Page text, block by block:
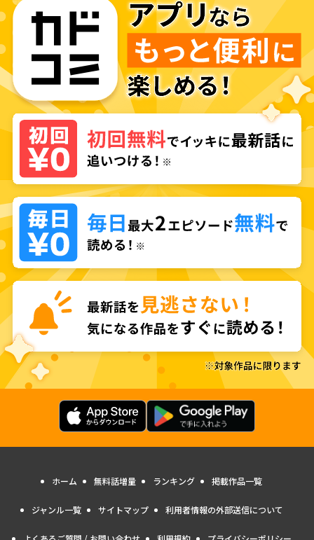
ホーム 無料話増量 ランキング 掲載作品一覧
ジャンル一覧 サイトマップ 利用者情報の外部送信について